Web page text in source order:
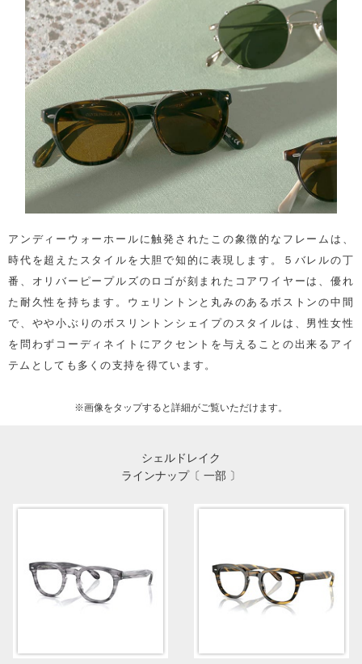
アンディーウォーホールに触発されたこの象徴的なフレームは、
時代を超えたスタイルを大胆で知的に表現します。５バレルの丁
番、オリバーピープルズのロゴが刻まれたコアワイヤーは、優れ
た耐久性を持ちます。ウェリントンと丸みのあるボストンの中間
で、やや小ぶりのボスリントンシェイプのスタイルは、男性女性
を問わずコーディネイトにアクセントを与えることの出来るアイ
テムとしても多くの支持を得ています。
※画像をタップすると詳細がご覧いただけます。
シェルドレイク
ラインナップ〔 一部 〕